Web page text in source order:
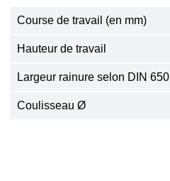
Course de travail (en mm)
Hauteur de travail
Largeur rainure selon DIN 650
Coulisseau Ø